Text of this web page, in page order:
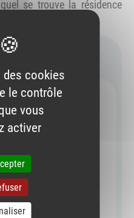
se trouve la résidence
intéressé.
cookies
le contrôle
vous
activer